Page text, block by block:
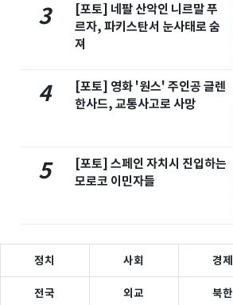
3
[포토] 네팔 산악인 니르말 푸
르자, 파키스탄서 눈사태로 숨
져
4
[포토] 영화 '원스' 주인공 글렌
한사드, 교통사고로 사망
5
[포토] 스페인 자치시 진입하는
모로코 이민자들
정치 사회 경제
전국 외교 북한